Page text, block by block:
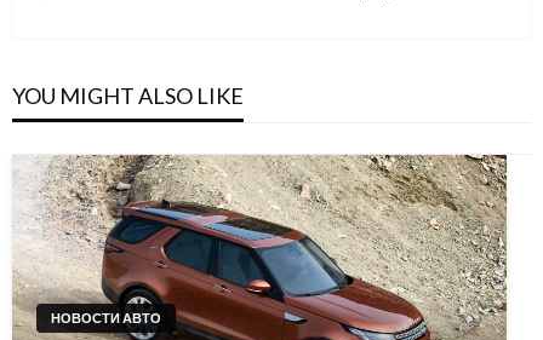
YOU MIGHT ALSO LIKE
НОВОСТИ АВТО